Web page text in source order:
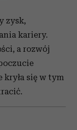
zysk,
kariery.
a rozwój
się w tym